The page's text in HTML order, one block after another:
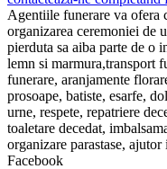
Agentiile funerare va ofera
organizarea ceremoniei de
pierduta sa aiba parte de o
lemn si marmura,transport
funerare, aranjamente
prosoape, batiste, esarfe,
urne, respete, repatriere
toaletare decedat,
organizare parastase,
Facebook